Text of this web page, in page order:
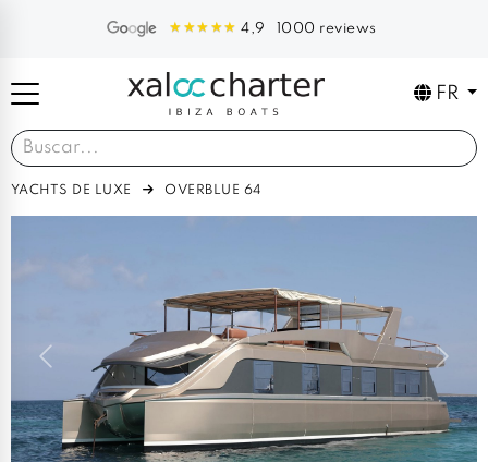
4,9 1000 reviews
FR
YACHTS DE LUXE OVERBLUE 64
Previous Next